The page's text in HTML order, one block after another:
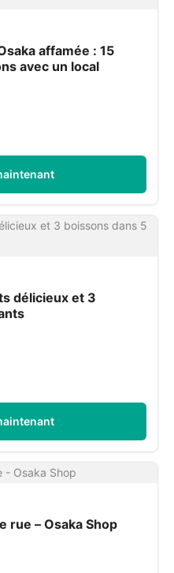
affamée : 15
avec un local
délicieux et 3
rue – Osaka Shop